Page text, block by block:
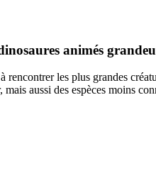
animés
rencontrer les plus grandes
aussi des espèces moins